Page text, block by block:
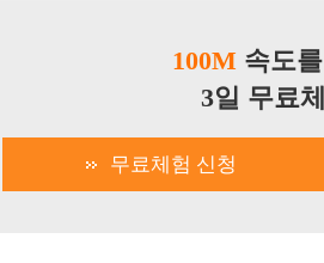
100M 속도를
3일 무료
무료체험 신청